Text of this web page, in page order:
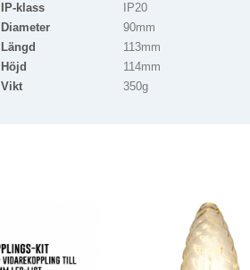
IP-klass
IP20
Diameter
90mm
Längd
113mm
Höjd
114mm
Vikt
350g